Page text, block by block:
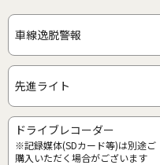
車線逸脱警報
先進ライト
ドライブレコーダー
※記録媒体(SDカード等)は別途ご
購入いただく場合がございます